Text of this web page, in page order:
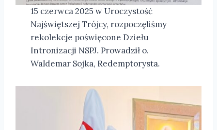
15 czerwca 2025 w Uroczystość
Najświętszej Trójcy, rozpoczęliśmy
rekolekcje poświęcone Dziełu
Intronizacji NSPJ. Prowadził o.
Waldemar Sojka, Redemptorysta.